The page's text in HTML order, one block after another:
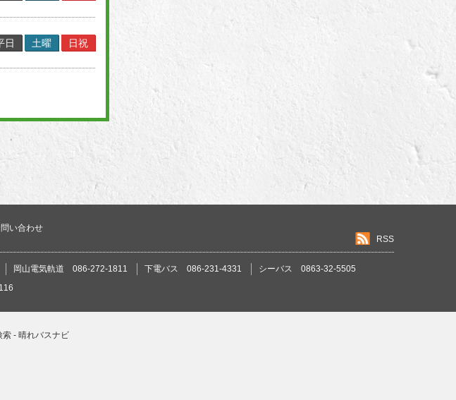
日 土曜 日祝
問い合わせ
RSS
岡山電気軌道 086-272-1811 下電バス 086-231-4331
シーバス 0863-32-5505
索 - 晴れバスナビ